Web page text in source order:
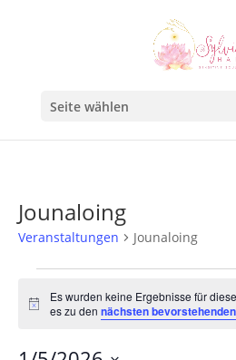
Seite wählen
Jounaloing
Veranstaltungen Jounaloing
Hinweis
Es wurden keine Ergebnisse für
es zu dennächsten